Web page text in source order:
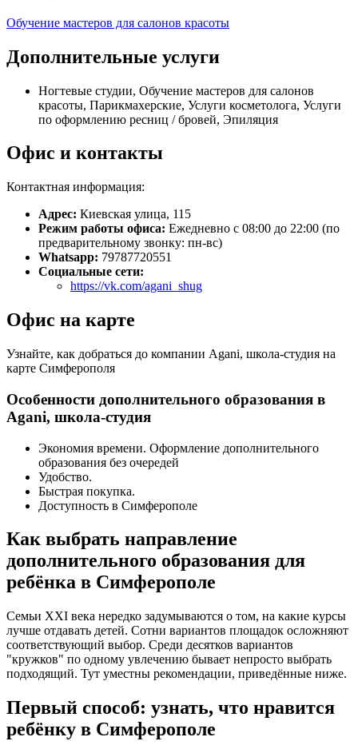
Обучение мастеров для салонов красоты
Дополнительные услуги
Ногтевые студии, Обучение мастеров для салонов
красоты, Парикмахерские, Услуги косметолога, Услуги
по оформлению ресниц / бровей, Эпиляция
Офис и контакты
Контактная информация:
Адрес: Киевская улица, 115
Режим работы офиса: Ежедневно с 08:00 до 22:00 (по
предварительному звонку: пн-вс)
Whatsapp: 79787720551
Социальные сети:
https://vk.com/agani_shug
Офис на карте
Узнайте, как добраться до компании Agani, школа-студия на
карте Симферополя
Особенности дополнительного образования в
Agani, школа-студия
Экономия времени. Оформление дополнительного
образования без очередей
Удобство.
Быстрая покупка.
Доступность в Симферополе
Как выбрать направление
дополнительного образования для
ребёнка в Симферополе
Семьи XXI века нередко задумываются о том, на какие курсы
лучше отдавать детей. Сотни вариантов площадок осложняют
соответствующий выбор. Среди десятков вариантов
"кружков" по одному увлечению бывает непросто выбрать
подходящий. Тут уместны рекомендации, приведённые ниже.
Первый способ: узнать, что нравится
ребёнку в Симферополе